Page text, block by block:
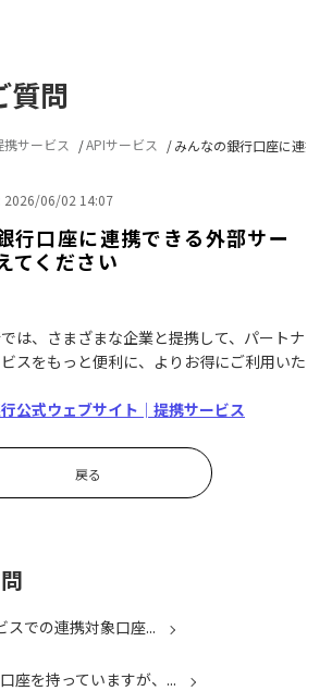
質問
携サービス APIサービス みんなの銀行口座に連携
2026/06/02 14:07
行口座に連携できる外部サー
てください
は、さまざまな企業と提携して、パートナ
スをもっと便利に、よりお得にご利用いた
公式ウェブサイト│提携サービス
戻る
スでの連携対象口座...
座を持っていますが、...